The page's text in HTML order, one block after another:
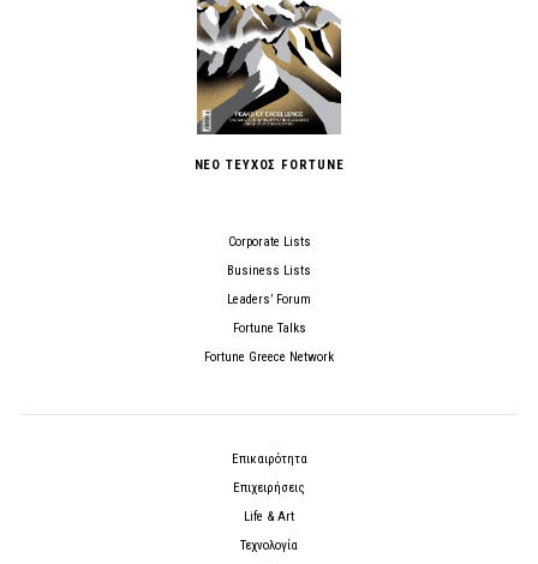
ΝΕΟ ΤΕΥΧΟΣ FORTUNE
Corporate Lists
Business Lists
Leaders’ Forum
Fortune Talks
Fortune Greece Network
Επικαιρότητα
Επιχειρήσεις
Life & Art
Τεχνολογία